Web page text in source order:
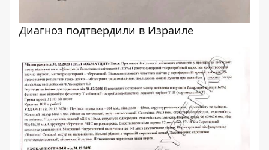
Диагноз подтвердили в Израиле